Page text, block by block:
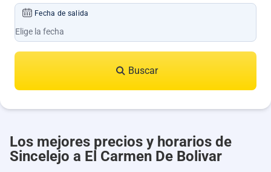
Fecha de salida
Buscar
Los mejores precios y horarios de
Sincelejo a El Carmen De Bolivar